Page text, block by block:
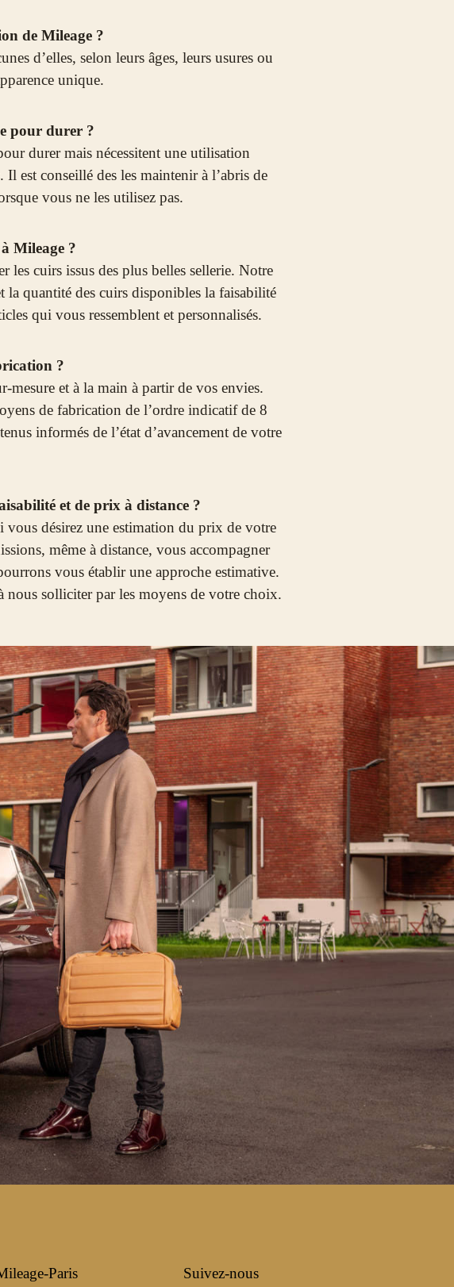
de Mileage ?
d’elles, selon leurs âges, leurs usures ou
unique.
pour durer ?
durer mais nécessitent une utilisation
est conseillé des les maintenir à l’abris de
vous ne les utilisez pas.
Mileage ?
les cuirs issus des plus belles sellerie. Notre
la quantité des cuirs disponibles la faisabilité
qui vous ressemblent et personnalisés.
?
mesure et à la main à partir de vos envies.
de fabrication de l’ordre indicatif de 8
informés de l’état d’avancement de votre
et de prix à distance ?
vous désirez une estimation du prix de votre
même à distance, vous accompagner
vous établir une approche estimative.
nous solliciter par les moyens de votre choix.
Paris Suivez-nous